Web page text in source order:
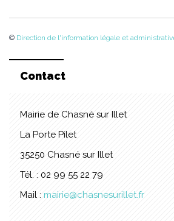
© Direction de l'information légale et
Contact
Mairie de Chasné sur Illet
La Porte Pilet
35250 Chasné sur Illet
Tél. : 02 99 55 22 79
Mail : mairie@chasnesurillet.fr